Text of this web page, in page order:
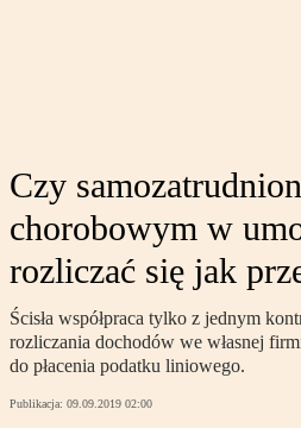
Czy
chorobowym w
rozliczać się jak
Ścisła współpraca tylko z jednym
rozliczania dochodów we własnej
do płacenia podatku liniowego.
Publikacja: 09.09.2019 02:00